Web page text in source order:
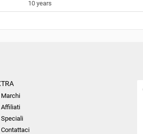
10 years
Marchi
Affiliati
Speciali
Contattaci